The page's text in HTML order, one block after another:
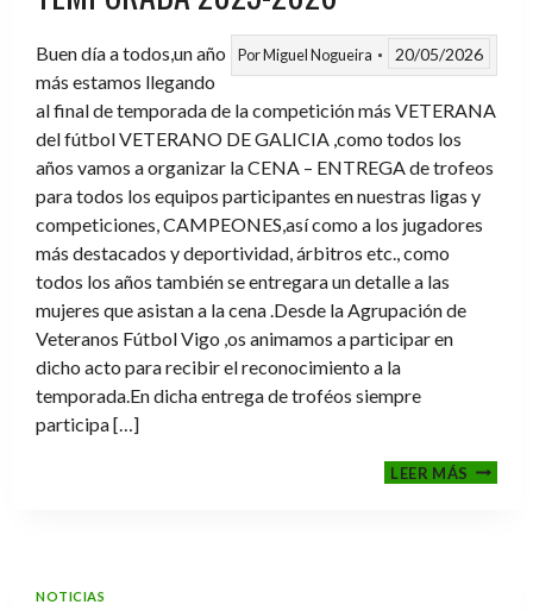
PorMiguel Nogueira 20/05/2026
Buen día a todos,un año
más estamos llegando
al final de temporada de la competición más VETERANA
del fútbol VETERANO DE GALICIA ,como todos los
años vamos a organizar la CENA – ENTREGA de trofeos
para todos los equipos participantes en nuestras ligas y
competiciones, CAMPEONES,así como a los jugadores
más destacados y deportividad, árbitros etc., como
todos los años también se entregara un detalle a las
mujeres que asistan a la cena .Desde la Agrupación de
Veteranos Fútbol Vigo ,os animamos a participar en
dicho acto para recibir el reconocimiento a la
temporada.En dicha entrega de troféos siempre
participa […]
LEER MÁSCENA-
NOTICIAS